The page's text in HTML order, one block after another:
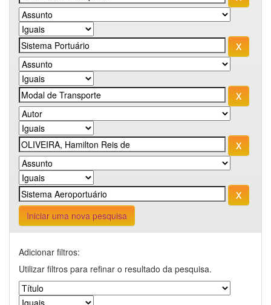
Iniciar uma nova pesquisa
Adicionar filtros:
Utilizar filtros para refinar o resultado da pesquisa.